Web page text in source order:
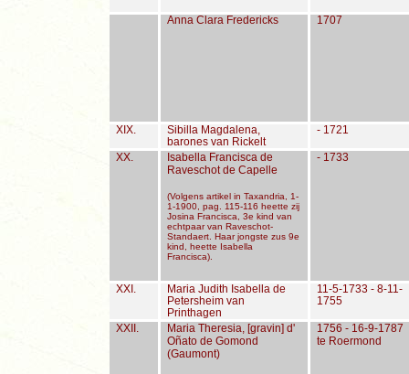
Anna Clara Fredericks 1707
XIX.
Sibilla Magdalena,
barones van Rickelt
- 1721
XX.
Isabella Francisca de
Raveschot de Capelle
(Volgens artikel in Taxandria, 1-
1-1900, pag. 115-116 heette zij
Josina Francisca, 3e kind van
echtpaar van Raveschot-
Standaert. Haar jongste zus 9e
kind, heette Isabella
Francisca).
- 1733
XXI.
Maria Judith Isabella de
Petersheim van
Printhagen
11-5-1733 - 8-11-
1755
XXII.
Maria Theresia, [gravin] d'
Oñato de Gomond
(Gaumont)
1756 - 16-9-1787
te Roermond